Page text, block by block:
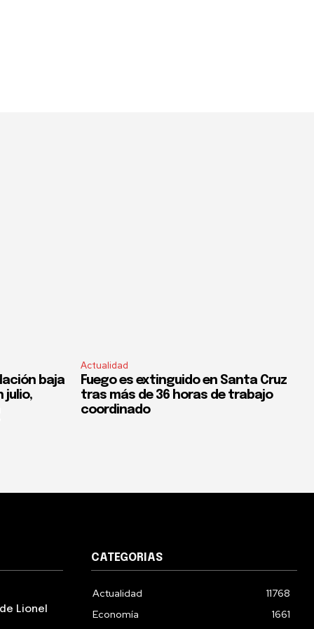
baja
julio,
Actualidad
Fuego es extinguido en Santa Cruz
tras más de 36 horas de trabajo
coordinado
Lionel
CATEGORIAS
Actualidad
11768
Economía
1661